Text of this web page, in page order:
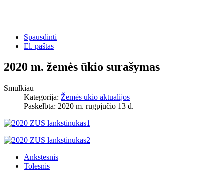
Spausdinti
El. paštas
2020 m. žemės ūkio surašymas
Smulkiau
Kategorija: Žemės ūkio aktualijos
Paskelbta: 2020 m. rugpjūčio 13 d.
Ankstesnis
Tolesnis